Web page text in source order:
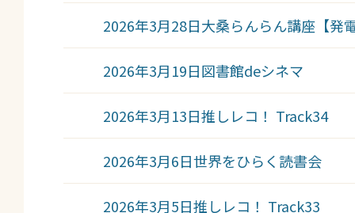
2026年3月28日大桑らんらん講座【発
2026年3月19日図書館deシネマ
2026年3月13日推しレコ！ Track34
2026年3月6日世界をひらく読書会
2026年3月5日推しレコ！ Track33